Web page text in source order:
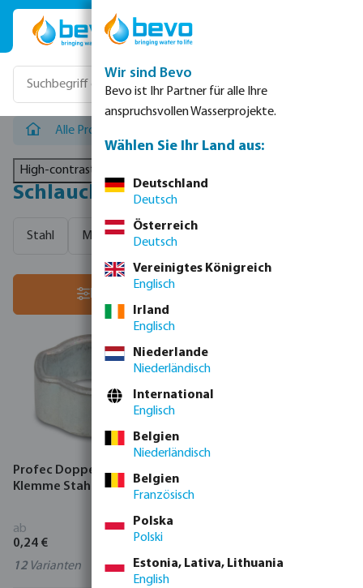
Zum Hauptinhalt springen
Alle Produkte
High-contrast mode
Schlauchklemme
Stahl Messing
Filter
Profec Doppel-Ohr-
Klemme Stahl
ab
0,24 €
12Varianten
3Varianten
Wir sind Bevo
Bevo ist Ihr Partner für alle Ihre
anspruchsvollen Wasserprojekte.
Wählen Sie Ihr Land aus:
Deutschland
Deutsch
Österreich
Deutsch
Vereinigtes Königreich
Englisch
Irland
Englisch
Niederlande
Niederländisch
International
Englisch
Belgien
Niederländisch
Belgien
Französisch
Polska
Polski
Estonia, Lativa, Lithuania
English